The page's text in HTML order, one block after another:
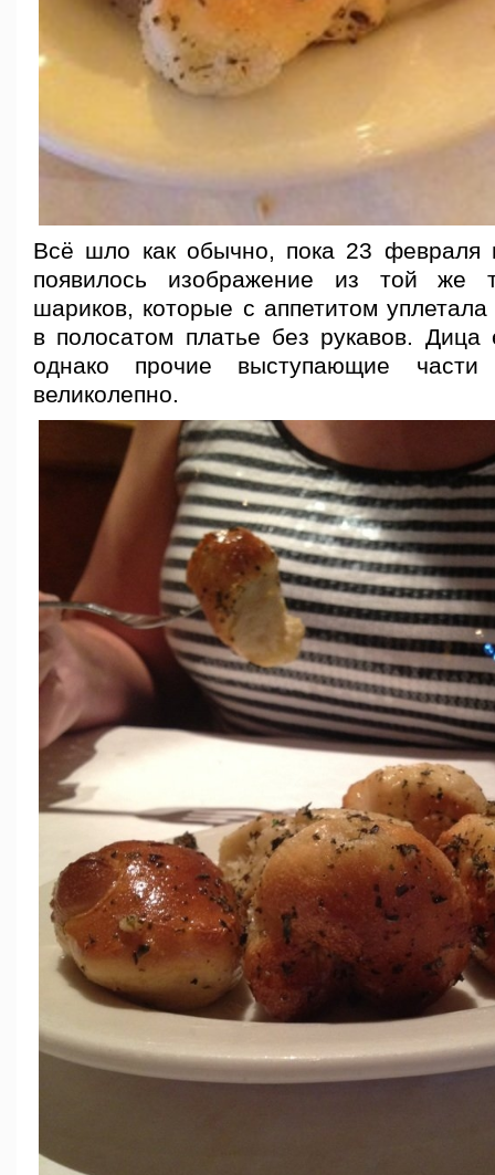
Всё шло как обычно, пока 23
появилось изображение из той же
шариков, которые с аппетитом
в полосатом платье без рукавов.
однако прочие выступающие части
великолепно.